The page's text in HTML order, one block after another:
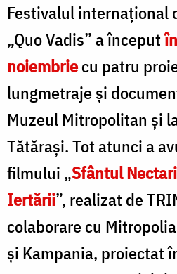
Festivalul internațional
„Quo Vadis” a început
noiembriecu patru
lungmetraje și
Muzeul Mitropolitan și
Tătărași. Tot atunci a
filmului „Sfântul
Iertării”, realizat de
colaborare cu
și Kampania, proiectat